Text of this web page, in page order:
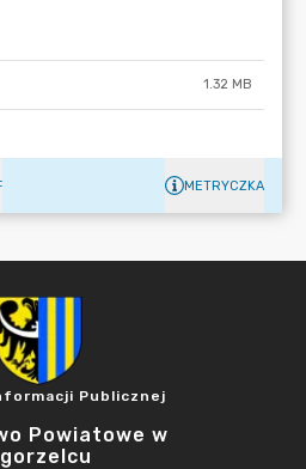
1.32 MB
METRYCZKA
Publicznej
Powiatowe w